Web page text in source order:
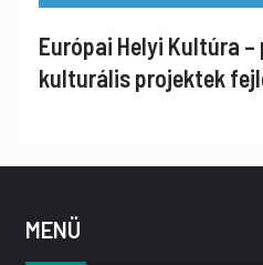
Európai Helyi Kultúra
kulturális projektek
MENÜ